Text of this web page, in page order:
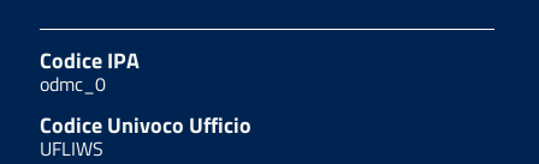
Codice IPA
odmc_0
Codice Univoco Ufficio
UFLIWS